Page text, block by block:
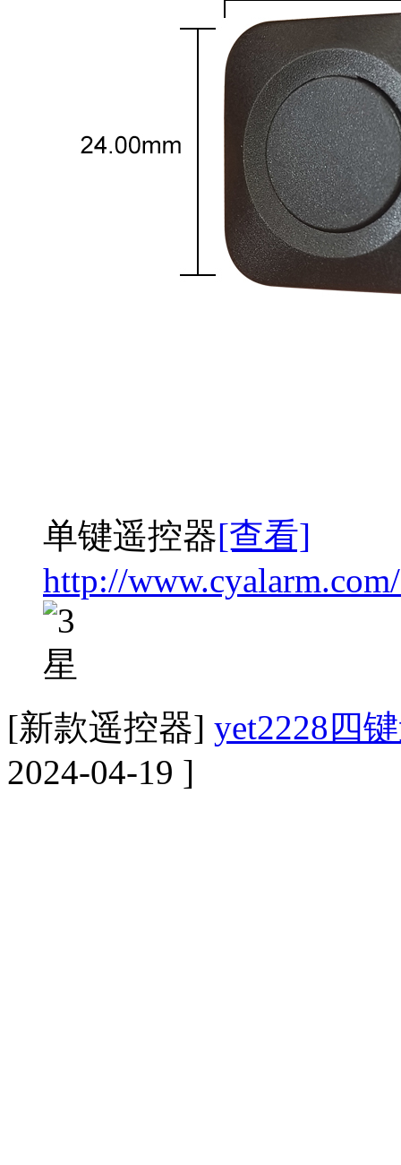
单键遥控器[查看]
http://
[新款遥控器] yet2228四
2024-04-19 ]